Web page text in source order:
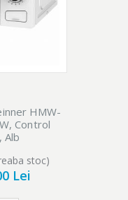
HMW-
Control
Alb
stoc)
Lei